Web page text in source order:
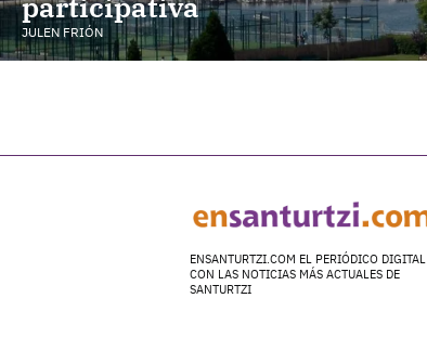
JULEN FRIÓN
ENSANTURTZI.COM EL PERIÓDICO DIGITAL
CON LAS NOTICIAS MÁS ACTUALES DE
SANTURTZI